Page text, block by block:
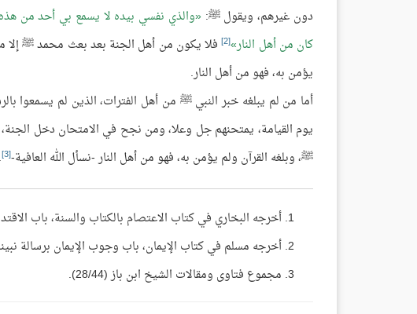
دون غيرهم، ويقول ﷺ: والذي نفسي بيده لا يسمع بي أحد من
كان من أهل النار [2] فلا يكون من أهل الجنة بعد بعث محمد ﷺ إلا
يؤمن به، فهو من أهل النار.
أما من لم يبلغه خبر النبي ﷺ من أهل الفترات، الذين لم يسمعوا
يوم القيامة، يمتحنهم جل وعلا، ومن نجح في الامتحان دخل
ﷺ، وبلغه القرآن ولم يؤمن به، فهو من أهل النار -نسأل الله العافية-[3]
.
أخرجه البخاري في كتاب الاعتصام بالكتاب والسنة، باب
أخرجه مسلم في كتاب الإيمان، باب وجوب الإيمان برسالة
مجموع فتاوى ومقالات الشيخ ابن باز (28/44).